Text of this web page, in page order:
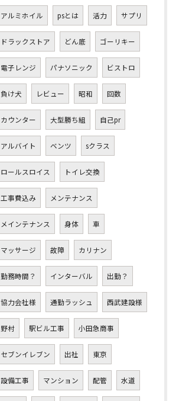
アルミホイル psとは 活力 サプリ
ドラックストア どん底 ゴーリキー
電子レンジ パナソニック ビストロ
負け犬 レビュー 昭和 回数
カウンター 大型勝ち組 自己pr
アルバイト ベンツ sクラス
ロールスロイス トイレ交換
工事費込み メンテナンス
メインテナンス 身体 車
マッサージ 故障 カリナン
勤務時間？ インターバル 出勤？
協力会社様 通勤ラッシュ 西武建設様
野村 駅ビル工事 小田急商事
セブンイレブン 出社 東京
設備工事 マンション 配管 水道